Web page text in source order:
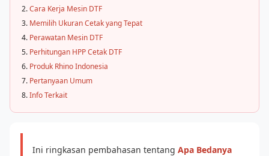
Cara Kerja Mesin DTF
Memilih Ukuran Cetak yang Tepat
Perawatan Mesin DTF
Perhitungan HPP Cetak DTF
Produk Rhino Indonesia
Pertanyaan Umum
Info Terkait
Ini ringkasan pembahasan tentang Apa Bedanya